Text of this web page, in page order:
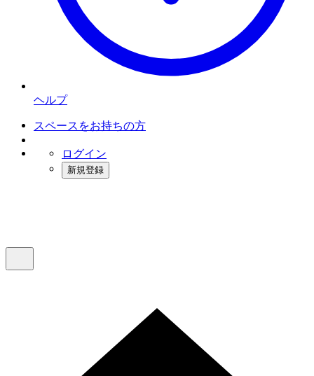
ヘルプ
スペースをお持ちの方
ログイン
新規登録